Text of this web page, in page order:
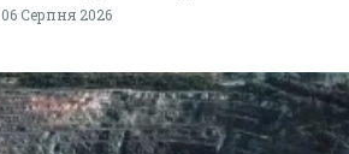
06 Серпня 2026